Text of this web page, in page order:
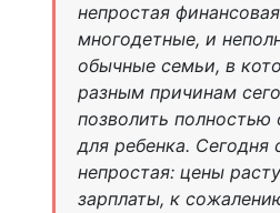
непростая
многодетные, и
обычные семьи, в
разным причинам
позволить полностью
для ребенка. Сегодня
непростая: цены
зарплаты, к